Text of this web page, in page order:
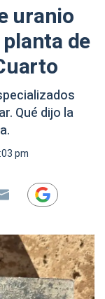
uranio
de
Qué dijo la
pm